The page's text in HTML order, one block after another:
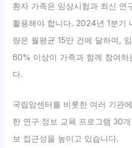
환자 가족은 임상시험과 최신 연
활용해야 합니다. 2024년 1분기
량은 월평균 15만 건에 달하며,
60% 이상이 가족과 함께 참여하
다.
국립암센터를 비롯한 여러 기관
한 연구 정보 교육 프로그램 30
보 접근성을 높이고 있습니다.